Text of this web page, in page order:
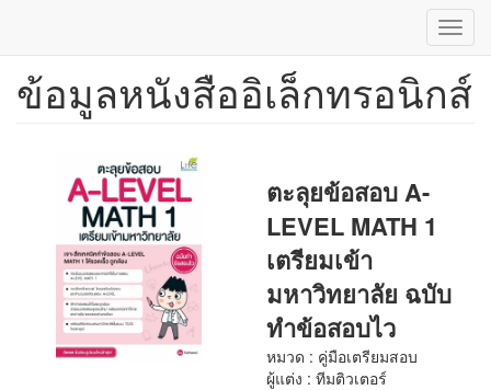
ข้าม
ข้อมูลหนังสืออิเล็กทรอนิกส์
ตะลุยข้อสอบ A-
LEVEL MATH 1
เตรียมเข้า
มหาวิทยาลัย ฉบับ
ทำข้อสอบไว
หมวด : คู่มือเตรียมสอบ
ผู้แต่ง : ทีมติวเตอร์